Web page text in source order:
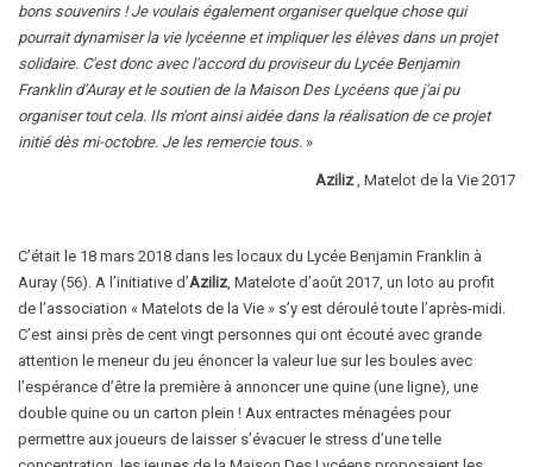
bons souvenirs ! Je voulais également organiser quelque chose qui
pourrait dynamiser la vie lycéenne et impliquer les élèves dans un projet
solidaire. C'est donc avec l'accord du proviseur du Lycée Benjamin
Franklin d’Auray et le soutien de la Maison Des Lycéens que j'ai pu
organiser tout cela. Ils m'ont ainsi aidée dans la réalisation de ce projet
initié dès mi-octobre. Je les remercie tous. »
Aziliz , Matelot de la Vie 2017
C’était le 18 mars 2018 dans les locaux du Lycée Benjamin Franklin à
Auray (56). A l’initiative d’Aziliz , Matelote d’août 2017, un loto au profit
de l’association « Matelots de la Vie » s’y est déroulé toute l’après-midi.
C’est ainsi près de cent vingt personnes qui ont écouté avec grande
attention le meneur du jeu énoncer la valeur lue sur les boules avec
l’espérance d’être la première à annoncer une quine (une ligne), une
double quine ou un carton plein ! Aux entractes ménagées pour
permettre aux joueurs de laisser s’évacuer le stress d’une telle